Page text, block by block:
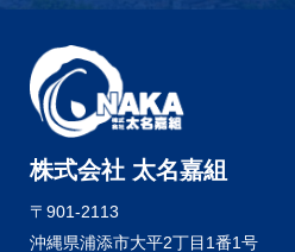
株式会社 太名嘉組
〒901-2113
沖縄県浦添市大平2丁目1番1号